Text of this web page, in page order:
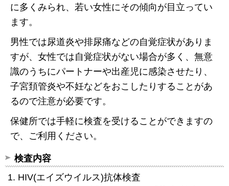
に多くみられ、若い女性にその傾向が目立ってい
ます。
男性では尿道炎や排尿痛などの自覚症状がありま
すが、女性では自覚症状がない場合が多く、無意
識のうちにパートナーや出産児に感染させたり、
子宮頚管炎や不妊などをおこしたりすることがあ
るので注意が必要です。
保健所では手軽に検査を受けることができますの
で、ご利用ください。
検査内容
HIV(エイズウイルス)抗体検査